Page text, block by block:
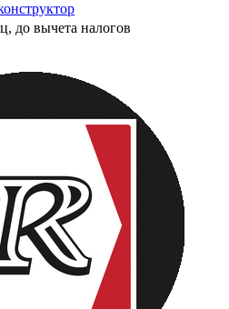
до вычета налогов